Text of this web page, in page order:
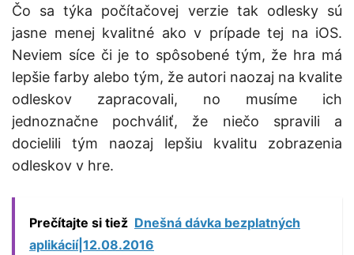
Čo sa týka počítačovej verzie tak odlesky sú
jasne menej kvalitné ako v prípade tej na iOS.
Neviem síce či je to spôsobené tým, že hra má
lepšie farby alebo tým, že autori naozaj na kvalite
odleskov zapracovali, no musíme ich
jednoznačne pochváliť, že niečo spravili a
docielili tým naozaj lepšiu kvalitu zobrazenia
odleskov v hre.
Prečítajte si tiež Dnešná dávka bezplatných
aplikácií|12.08.2016